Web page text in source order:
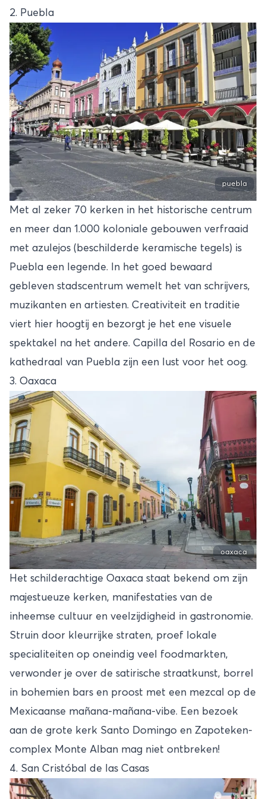
2. Puebla
puebla
Met al zeker 70 kerken in het historische centrum
en meer dan 1.000 koloniale gebouwen verfraaid
met azulejos (beschilderde keramische tegels) is
Puebla een legende. In het goed bewaard
gebleven stadscentrum wemelt het van schrijvers,
muzikanten en artiesten. Creativiteit en traditie
viert hier hoogtij en bezorgt je het ene visuele
spektakel na het andere. Capilla del Rosario en de
kathedraal van Puebla zijn een lust voor het oog.
3. Oaxaca
oaxaca
Het schilderachtige Oaxaca staat bekend om zijn
majestueuze kerken, manifestaties van de
inheemse cultuur en veelzijdigheid in gastronomie.
Struin door kleurrijke straten, proef lokale
specialiteiten op oneindig veel foodmarkten,
verwonder je over de satirische straatkunst, borrel
in bohemien bars en proost met een mezcal op de
Mexicaanse mañana-mañana-vibe. Een bezoek
aan de grote kerk Santo Domingo en Zapoteken-
complex Monte Alban mag niet ontbreken!
4. San Cristóbal de las Casas